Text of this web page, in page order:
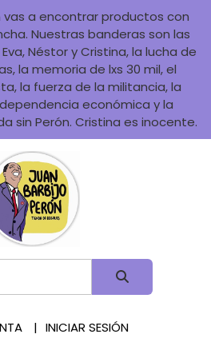
vas a encontrar productos con
Nuestras banderas son las
Néstor y Cristina, la lucha de
la memoria de lxs 30 mil, el
la fuerza de la militancia, la
económica y la
sin Perón. Cristina es inocente.
INICIAR SESIÓN